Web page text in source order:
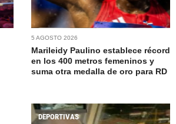
5 AGOSTO 2026
Marileidy Paulino establece récord
en los 400 metros femeninos y
suma otra medalla de oro para RD
DEPORTIVAS